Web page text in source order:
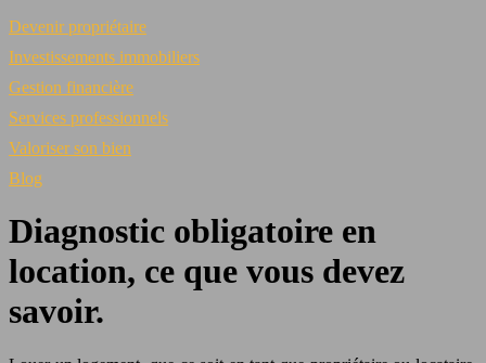
Devenir propriétaire
Investissements immobiliers
Gestion financière
Services professionnels
Valoriser son bien
Blog
Diagnostic obligatoire en
location, ce que vous devez
savoir.